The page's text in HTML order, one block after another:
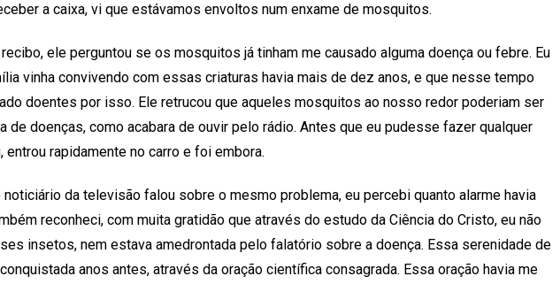
a caixa, vi que estávamos envoltos num enxame de mosquitos.
ele perguntou se os mosquitos já tinham me causado alguma doença ou febre. Eu
vinha convivendo com essas criaturas havia mais de dez anos, e que nesse tempo
doentes por isso. Ele retrucou que aqueles mosquitos ao nosso redor poderiam ser
de doenças, como acabara de ouvir pelo rádio. Antes que eu pudesse fazer qualquer
entrou rapidamente no carro e foi embora.
noticiário da televisão falou sobre o mesmo problema, eu percebi quanto alarme havia
reconheci, com muita gratidão que através do estudo da Ciência do Cristo, eu não
insetos, nem estava amedrontada pelo falatório sobre a doença. Essa serenidade de
anos antes, através da oração científica consagrada. Essa oração havia me